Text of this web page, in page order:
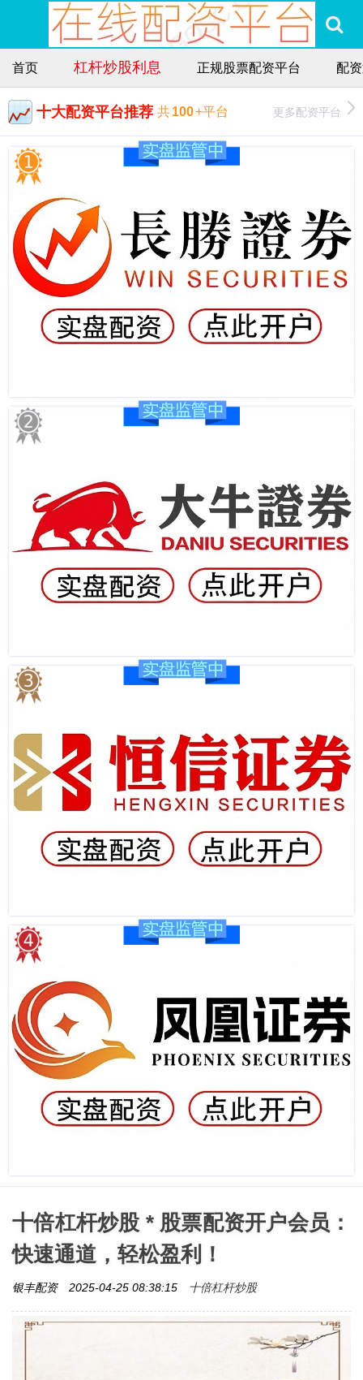
首页 杠杆炒股利息 正规股票配资平台 配
十大配资平台推荐 共100+平台 更多配资平台
十倍杠杆炒股 * 股票配资开户会员：
快速通道，轻松盈利！
银丰配资 2025-04-25 08:38:15 十倍杠杆炒股